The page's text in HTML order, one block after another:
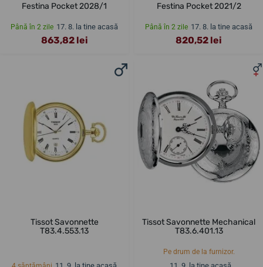
Festina Pocket 2028/1
Până în 2 zile 17. 8. la tine acasă
863,82 lei
Festina Pocket 2021/2
Până în 2 zile 17. 8. la tine acasă
820,52 lei
Tissot Savonnette
T83.4.553.13
Tissot Savonnette Mechanical
T83.6.401.13
Pe drum de la furnizor.